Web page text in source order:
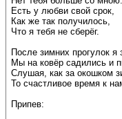
Есть у любви свой срок,
Как же так получилось,
Что я тебя не сберёг.
После зимних прогулок я
Мы на ковёр садились и
Слушая, как за окошком
То счастливое время к
Припев: